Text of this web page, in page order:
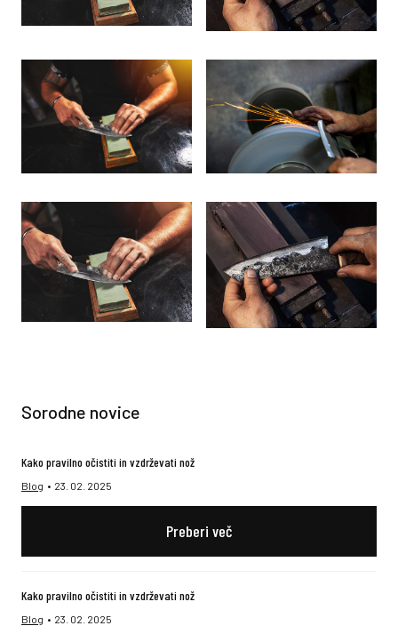
Sorodne novice
Kako pravilno očistiti in vzdrževati nož
Blog 23. 02. 2025
Preberi več
Kako pravilno očistiti in vzdrževati nož
Blog 23. 02. 2025